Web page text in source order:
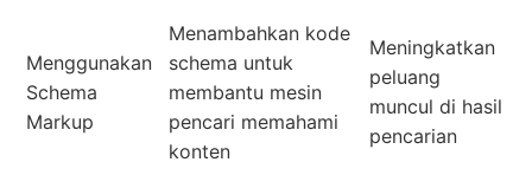
Menggunakan
Schema
Markup
Menambahkan kode
schema untuk
membantu mesin
pencari memahami
konten
Meningkatkan
peluang
muncul di hasil
pencarian